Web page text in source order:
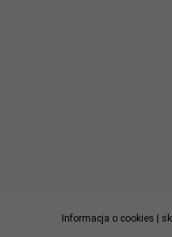
Informacja o cookies